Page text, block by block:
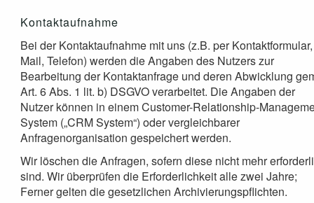
Kontaktaufnahme
Bei der Kontaktaufnahme mit uns (z.B. per
Mail, Telefon) werden die Angaben des Nutzers zur
Bearbeitung der Kontaktanfrage und deren Abwicklung
Art. 6 Abs. 1 lit. b) DSGVO verarbeitet. Die Angaben der
Nutzer können in einem Customer-Relationship-
System („CRM System“) oder vergleichbarer
Anfragenorganisation gespeichert werden.
Wir löschen die Anfragen, sofern diese nicht mehr
sind. Wir überprüfen die Erforderlichkeit alle zwei Jahre;
Ferner gelten die gesetzlichen Archivierungspflichten.